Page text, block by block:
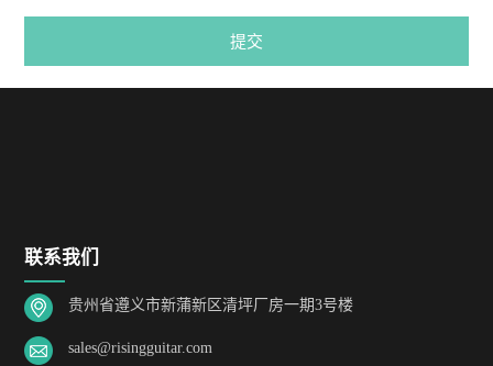
提交
联系我们
贵州省遵义市新蒲新区清坪厂房一期3号楼
sales@risingguitar.com